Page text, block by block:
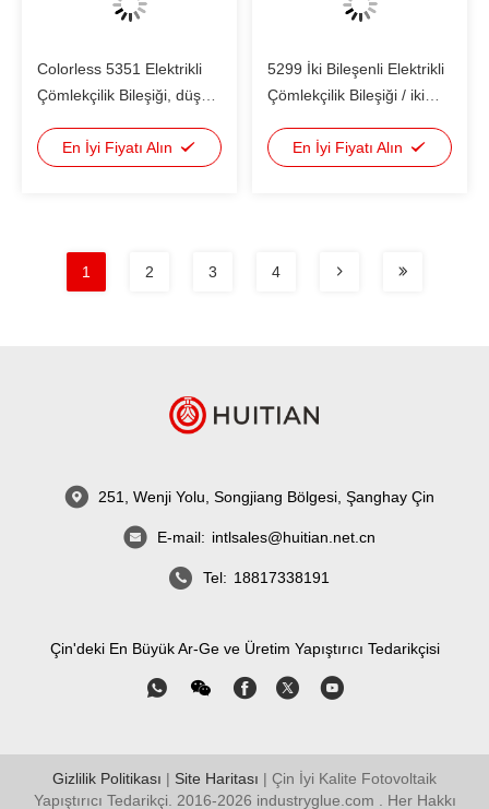
Colorless 5351 Elektrikli
Çömlekçilik Bileşiği, düşük
En İyi Fiyatı Alın
5299 İki Bileşenli Elektrikli
Çömlekçilik Bileşiği / iki
En İyi Fiyatı Alın
1 2 3 4
251, Wenji Yolu, Songjiang Bölgesi, Şanghay Çin
E-mail: intlsales@huitian.net.cn
Tel: 18817338191
Çin'deki En Büyük Ar-Ge ve Üretim Yapıştırıcı Tedarikçisi
Gizlilik Politikası | Site Haritası | Çin İyi Kalite Fotovoltaik
Yapıştırıcı Tedarikçi. 2016-2026 industryglue.com . Her Hakkı